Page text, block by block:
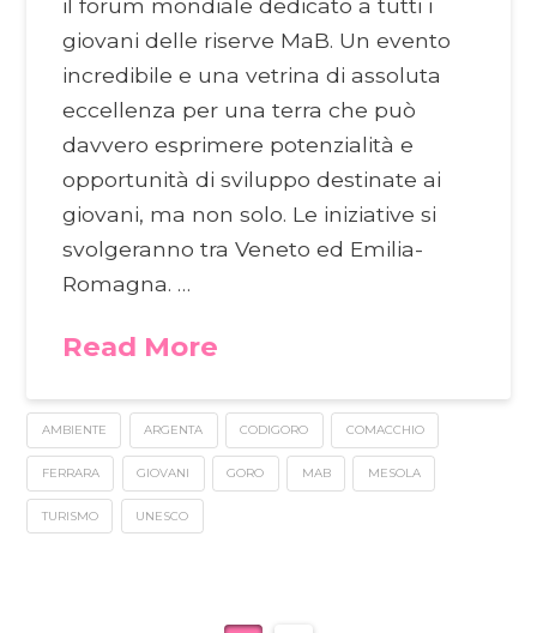
il forum mondiale dedicato a tutti i
giovani delle riserve MaB. Un evento
incredibile e una vetrina di assoluta
eccellenza per una terra che può
davvero esprimere potenzialità e
opportunità di sviluppo destinate ai
giovani, ma non solo. Le iniziative si
svolgeranno tra Veneto ed Emilia-
Romagna. …
Read More
AMBIENTE ARGENTA CODIGORO COMACCHIO
FERRARA GIOVANI GORO MAB MESOLA
TURISMO UNESCO